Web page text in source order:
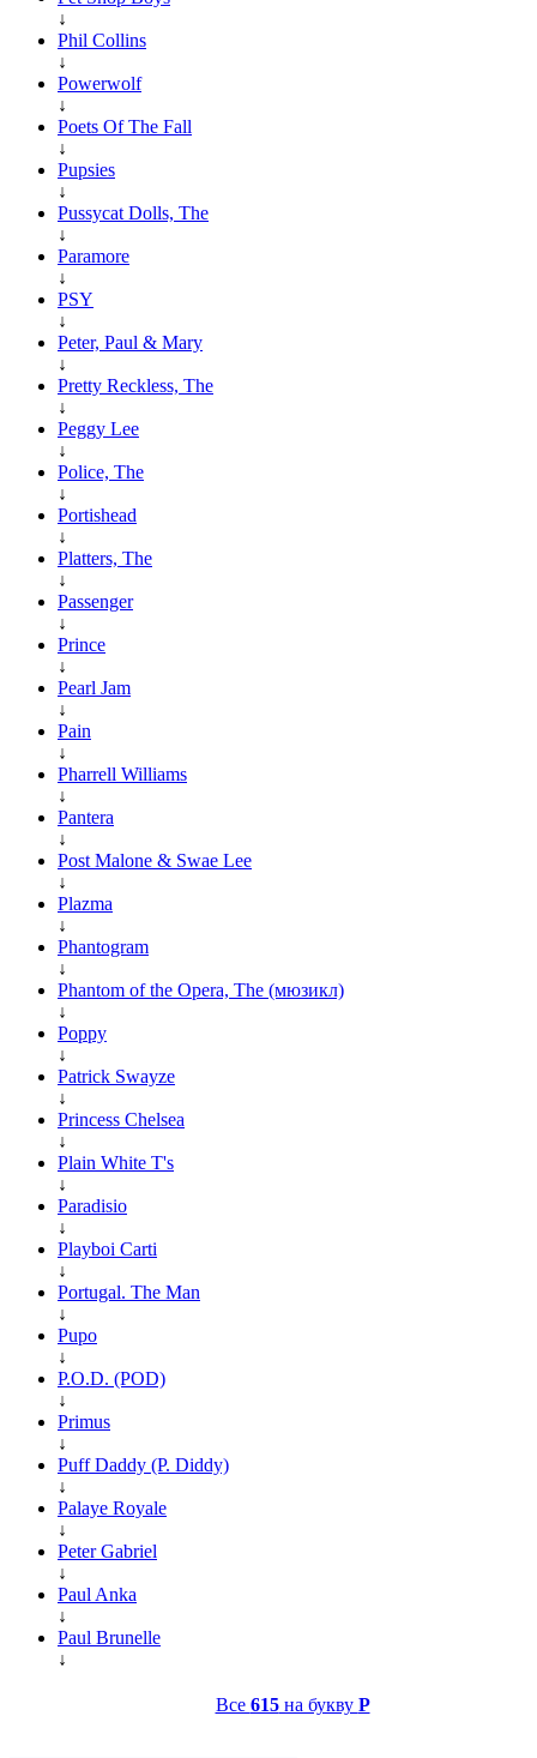
↓
Phil Collins
↓
Powerwolf
↓
Poets Of The Fall
↓
Pupsies
↓
Pussycat Dolls, The
↓
Paramore
↓
PSY
↓
Peter, Paul & Mary
↓
Pretty Reckless, The
↓
Peggy Lee
↓
Police, The
↓
Portishead
↓
Platters, The
↓
Passenger
↓
Prince
↓
Pearl Jam
↓
Pain
↓
Pharrell Williams
↓
Pantera
↓
Post Malone & Swae Lee
↓
Plazma
↓
Phantogram
↓
Phantom of the Opera, The (мюзикл)
↓
Poppy
↓
Patrick Swayze
↓
Princess Chelsea
↓
Plain White T's
↓
Paradisio
↓
Playboi Carti
↓
Portugal. The Man
↓
Pupo
↓
P.O.D. (POD)
↓
Primus
↓
Puff Daddy (P. Diddy)
↓
Palaye Royale
↓
Peter Gabriel
↓
Paul Anka
↓
Paul Brunelle
↓
Все 615на букву P